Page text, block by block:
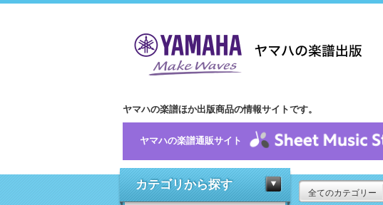
ヤマハの楽譜ほか出版商品の情報サイトです。
ヤマハの楽譜通販サイト
カテゴリから探す
全てのカテゴリー